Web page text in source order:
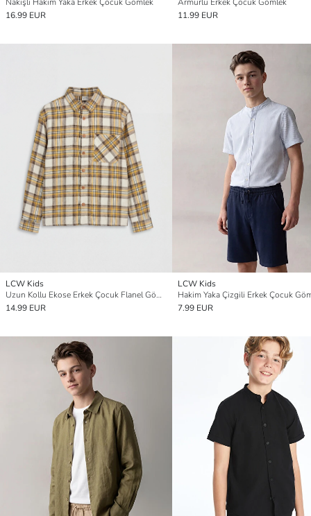
16.99 EUR
11.99 EUR
LCW Kids
Uzun Kollu Ekose Erkek Çocuk Flanel Gömlek
14.99 EUR
LCW Kids
Hakim Yaka Çizgili Erkek Çocuk
7.99 EUR